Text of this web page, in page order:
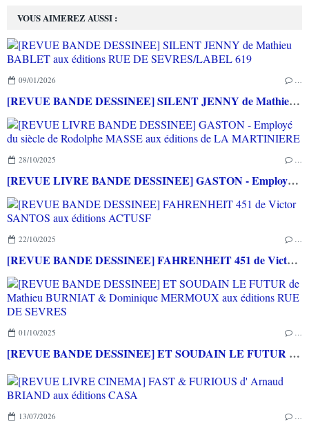
VOUS AIMEREZ AUSSI :
09/01/2026 …
[REVUE BANDE DESSINEE] SILENT JENNY de Mathieu BABLET aux éditions RUE DE SEVRES/LABEL 619
28/10/2025 …
[REVUE LIVRE BANDE DESSINEE] GASTON - Employé du siècle de Rodolphe MASSE aux éditions de LA MARTINIERE
22/10/2025 …
[REVUE BANDE DESSINEE] FAHRENHEIT 451 de Victor SANTOS aux éditions ACTUSF
01/10/2025 …
[REVUE BANDE DESSINEE] ET SOUDAIN LE FUTUR de Mathieu BURNIAT & Dominique MERMOUX aux éditions RUE DE SEVRES
13/07/2026 …